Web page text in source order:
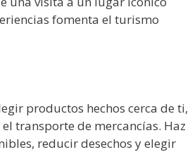
fomenta el turismo
productos hechos cerca de ti,
transporte de mercancías. Haz
reducir desechos y elegir